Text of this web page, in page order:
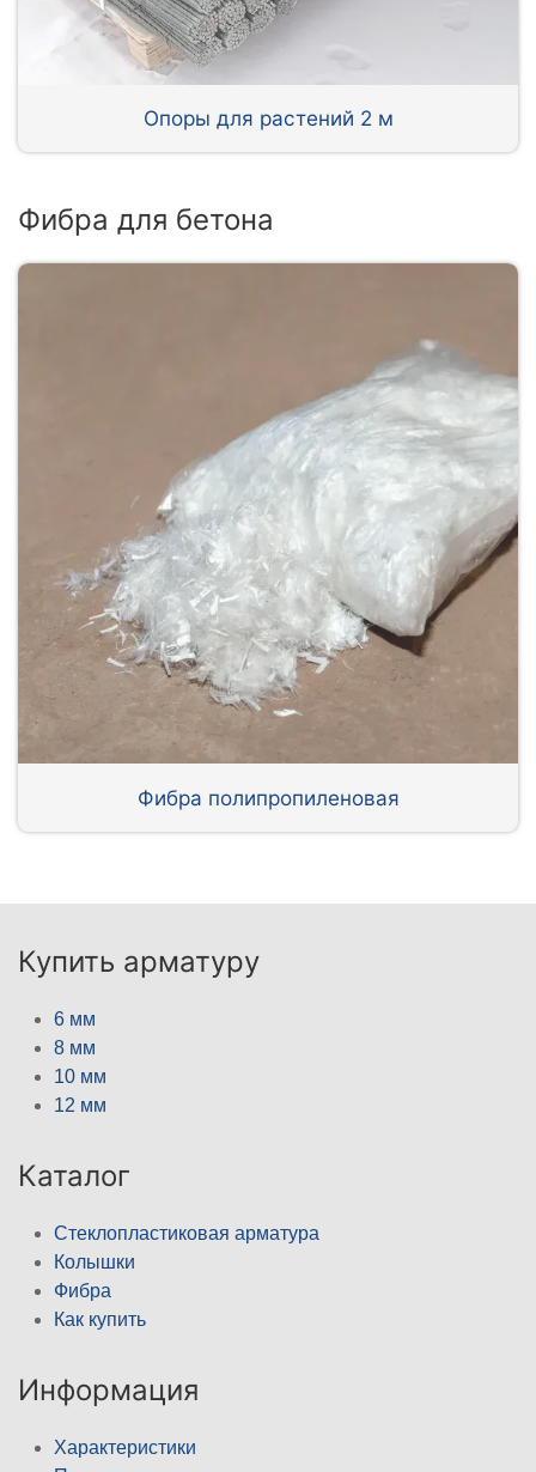
Опоры для растений 2 м
Фибра для бетона
Фибра полипропиленовая
Купить арматуру
6 мм
8 мм
10 мм
12 мм
Каталог
Стеклопластиковая арматура
Колышки
Фибра
Как купить
Информация
Характеристики